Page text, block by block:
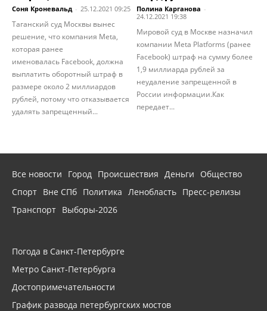
Соня Кроневальд - 25.12.2021 09:25
Таганский суд Москвы вынес
решение, что компания Meta,
которая ранее
именовалась Facebook, должна
выплатить оборотный штраф в
размере около 2 миллиардов
рублей, потому что отказывается
удалять запрещенный...
Полина Карганова -
24.12.2021 19:38
Мировой суд в Москве назначил
компании Meta Platforms (ранее
Facebook) штраф на сумму более
1,9 миллиарда рублей за
неудаление запрещенной в
России информации.Как
передает...
Все новости Город Происшествия Деньги
Общество
Спорт Вне СПб Политика Ленобласть Пресс-релизы
Транспорт Выборы-2026
Погода в Санкт-Петербурге
Метро Санкт-Петербурга
Достопримечательности
График развода петербургских мостов